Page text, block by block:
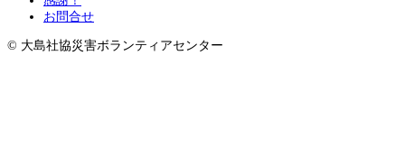
お問合せ
© 大島社協災害ボランティアセンター